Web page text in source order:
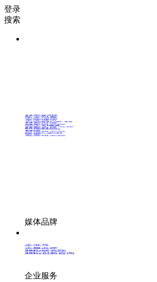
登录
搜索
36氪Auto
未来消费
未来城市
36氪出海
硬氪
媒体品牌
企业号
企服点评
36Kr研究院
36Kr创新咨询
企业服务